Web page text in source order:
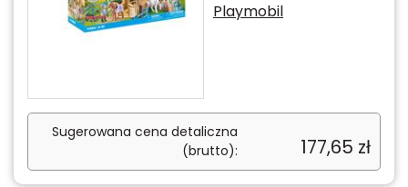
Playmobil
Sugerowana cena detaliczna
(brutto):
177,65 zł